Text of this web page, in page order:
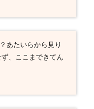
あたいらから見り
、ここまできてん